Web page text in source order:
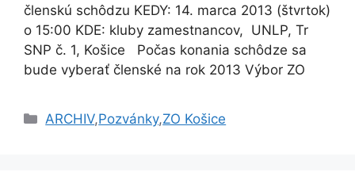
členskú schôdzu KEDY: 14. marca 2013 (štvrtok)
o 15:00 KDE: kluby zamestnancov, UNLP, Tr
SNP č. 1, Košice Počas konania schôdze sa
bude vyberať členské na rok 2013 Výbor ZO
Kategórie
ARCHIV,Pozvánky,ZO Košice